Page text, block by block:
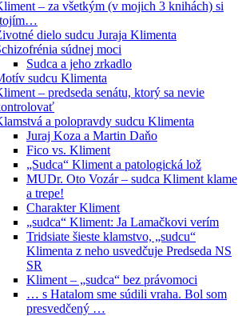
– za všetkým (v mojich 3 knihách) si
dielo sudcu Juraja Klimenta
súdnej moci
Sudca a jeho zrkadlo
sudcu Klimenta
– predseda senátu, ktorý sa nevie
a polopravdy sudcu Klimenta
Juraj Koza a Martin Daňo
Fico vs. Kliment
„Sudca“ Kliment a patologická lož
MUDr. Oto Vozár – sudca Kliment klame
a trepe!
Charakter Kliment
„sudca“ Kliment: Ja Lamačkovi verím
Tridsiate šieste klamstvo, „sudcu“
Klimenta z neho usvedčuje Predseda NS
SR
Kliment – „sudca“ bez právomoci
… s Hatalom sme súdili vraha. Bol som
presvedčený …